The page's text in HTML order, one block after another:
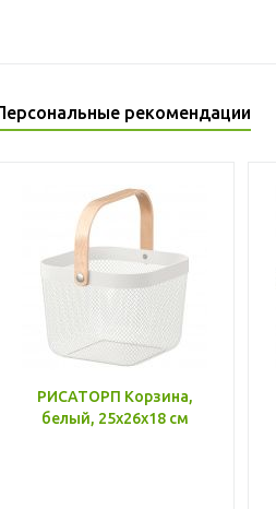
рекомендации
РИСАТОРП Корзина,
белый, 25x26x18 см